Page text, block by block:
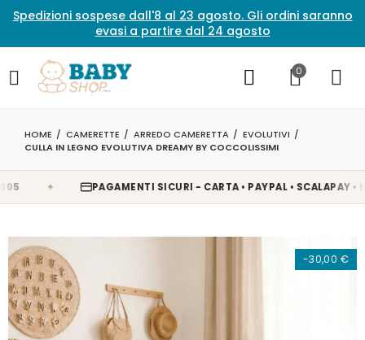
Spedizioni sospese dall'8 al 23 agosto. Gli ordini saranno
evasi a partire dal 24 agosto
0
HOME CAMERETTE ARREDO CAMERETTA
EVOLUTIVI
CULLA IN LEGNO EVOLUTIVA DREAMY BY COCCOLISSIMI
✦ PAGAMENTI SICURI - CARTA • PAYPAL • SCALAPAY •
-30,00 €